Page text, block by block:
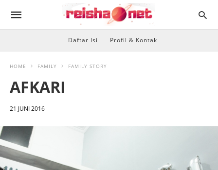
Daftar Isi Profil & Kontak
HOME FAMILY FAMILY STORY
AFKARI
21 JUNI 2016